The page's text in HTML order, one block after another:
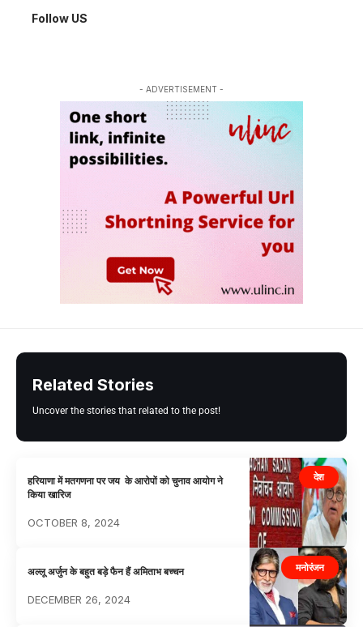
Follow US
- ADVERTISEMENT -
Related Stories
Uncover the stories that related to the post!
देश
हरियाणा में मतगणना पर जय के आरोपों को चुनाव आयोग ने
किया खारिज
OCTOBER 8, 2024
मनोरंजन
अल्लू अर्जुन के बहुत बड़े फैन हैं अमिताभ बच्चन
DECEMBER 26, 2024